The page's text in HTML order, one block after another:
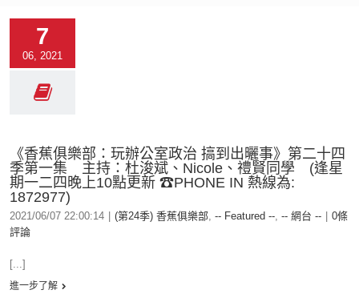
7
06, 2021
《香蕉俱樂部：玩辦公室政治 搞到出曬事》第二十四
季第一集 主持：杜浚斌、Nicole、禮賢同學 (逢星
期一二四晚上10點更新 ☎PHONE IN 熱線為:
1872977)
2021/06/07 22:00:14 (第24季) 香蕉俱樂部, -- Featured --, -- 網台 --
0條
評論
[...]
進一步了解